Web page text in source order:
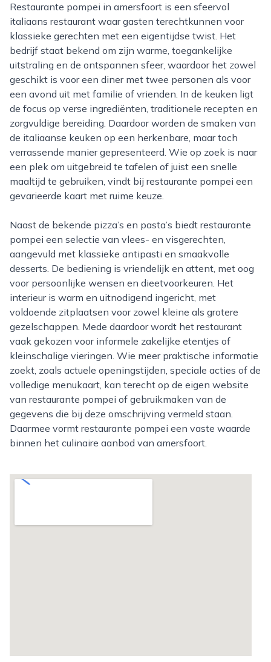
Restaurante pompei in amersfoort is een sfeervol
italiaans restaurant waar gasten terechtkunnen voor
klassieke gerechten met een eigentijdse twist. Het
bedrijf staat bekend om zijn warme, toegankelijke
uitstraling en de ontspannen sfeer, waardoor het zowel
geschikt is voor een diner met twee personen als voor
een avond uit met familie of vrienden. In de keuken ligt
de focus op verse ingrediënten, traditionele recepten en
zorgvuldige bereiding. Daardoor worden de smaken van
de italiaanse keuken op een herkenbare, maar toch
verrassende manier gepresenteerd. Wie op zoek is naar
een plek om uitgebreid te tafelen of juist een snelle
maaltijd te gebruiken, vindt bij restaurante pompei een
gevarieerde kaart met ruime keuze.
Naast de bekende pizza’s en pasta’s biedt restaurante
pompei een selectie van vlees- en visgerechten,
aangevuld met klassieke antipasti en smaakvolle
desserts. De bediening is vriendelijk en attent, met oog
voor persoonlijke wensen en dieetvoorkeuren. Het
interieur is warm en uitnodigend ingericht, met
voldoende zitplaatsen voor zowel kleine als grotere
gezelschappen. Mede daardoor wordt het restaurant
vaak gekozen voor informele zakelijke etentjes of
kleinschalige vieringen. Wie meer praktische informatie
zoekt, zoals actuele openingstijden, speciale acties of de
volledige menukaart, kan terecht op de eigen website
van restaurante pompei of gebruikmaken van de
gegevens die bij deze omschrijving vermeld staan.
Daarmee vormt restaurante pompei een vaste waarde
binnen het culinaire aanbod van amersfoort.